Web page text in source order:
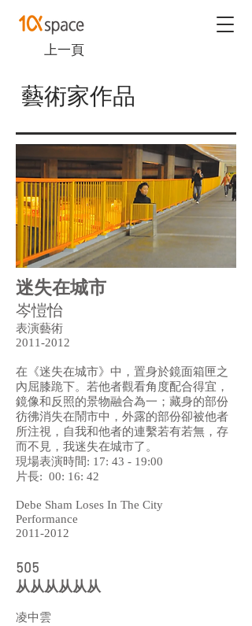
上一頁
藝術家作品
迷失在城市
岑愷怡
表演藝術
2011-2012
在《迷失在城市》中，置身於鏡面箱匣之
內屈膝跪下。若他者觀看角度配合得宜，
鏡像和反照的景物融合為一；藏身的部份
彷彿消失在鬧市中，外露的部份卻被他者
所注視，自我和他者的連繫若有若無，存
而不見，我迷失在城市了。
現場表演時間: 17: 43 - 19:00
片長: 00: 16: 42
Debe Sham Loses In The City
Performance
2011-2012
505
从从从从从从
凌中雲